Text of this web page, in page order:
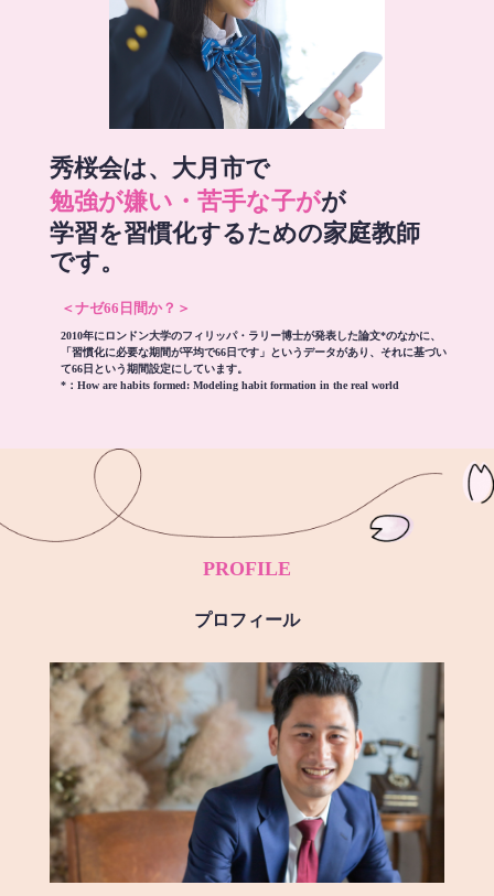
秀桜会は、大月市で
勉強が嫌い・苦手な子がが
学習を習慣化するための家庭教師
です。
＜ナゼ66日間か？＞
2010年にロンドン大学のフィリッパ・ラリー博士が発表した論文*のなかに、
「習慣化に必要な期間が平均で66日です」というデータがあり、それに基づい
て66日という期間設定にしています。
*： How are habits formed: Modeling habit formation in the real world
PROFILE
プロフィール